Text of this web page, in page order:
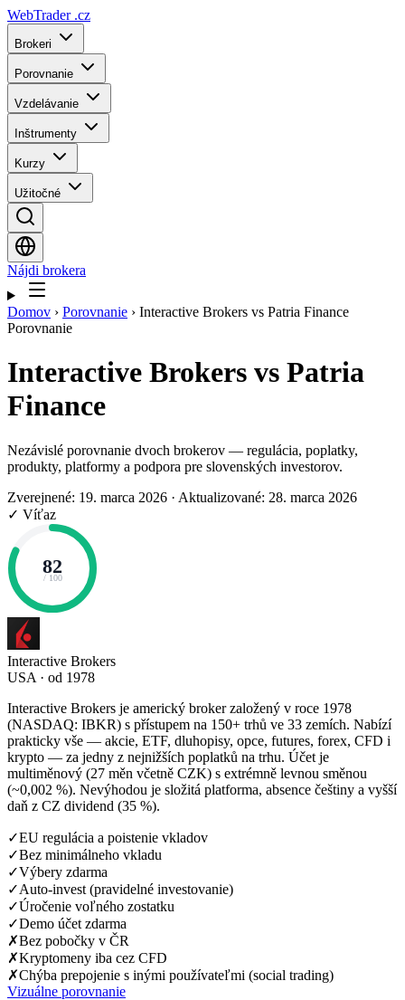
WebTrader .cz
Brokeri
Porovnanie
Vzdelávanie
Inštrumenty
Kurzy
Užitočné
Nájdi brokera
Domov › Porovnanie › Interactive Brokers vs Patria Finance
Porovnanie
Interactive Brokers vs Patria
Finance
Nezávislé porovnanie dvoch brokerov — regulácia, poplatky,
produkty, platformy a podpora pre slovenských investorov.
Zverejnené: 19. marca 2026 · Aktualizované: 28. marca 2026
✓ Víťaz
82
/ 100
Interactive Brokers
USA · od 1978
Interactive Brokers je americký broker založený v roce 1978
(NASDAQ: IBKR) s přístupem na 150+ trhů ve 33 zemích. Nabízí
prakticky vše — akcie, ETF, dluhopisy, opce, futures, forex, CFD i
krypto — za jedny z nejnižších poplatků na trhu. Účet je
multiměnový (27 měn včetně CZK) s extrémně levnou směnou
(~0,002 %). Nevýhodou je složitá platforma, absence češtiny a vyšší
daň z CZ dividend (35 %).
✓EU regulácia a poistenie vkladov
✓Bez minimálneho vkladu
✓Výbery zdarma
✓Auto-invest (pravidelné investovanie)
✓Úročenie voľného zostatku
✓Demo účet zdarma
✗Bez pobočky v ČR
✗Kryptomeny iba cez CFD
✗Chýba prepojenie s inými používateľmi (social trading)
Vizuálne porovnanie